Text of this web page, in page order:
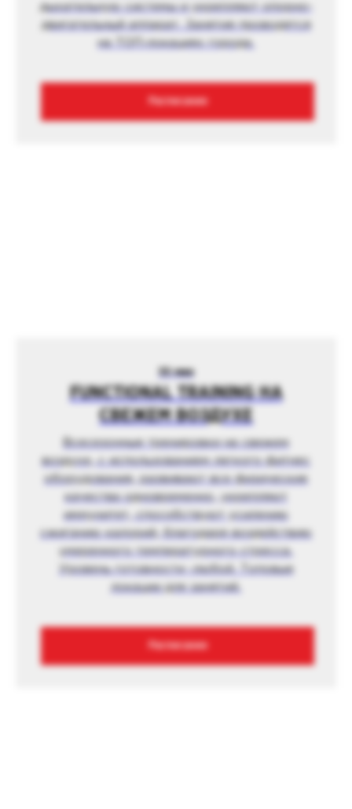
дыхательную системы и укрепляют опорно-
двигательный аппарат. Занятия проводятся
на ТОП-локациях города.
Расписание
55 мин
FUNCTIONAL TRAINING НА
СВЕЖЕМ ВОЗДУХЕ
Всесезонные тренировки на свежем
воздухе, с использованием легкого фитнес
оборудования, развивают все физические
качества одновременно, укрепляют
иммунитет, способствуют усилению
сжиганию калорий, благодаря воздействию
умеренного температурного стресса.
Уровень готовности -любой. Топовые
локации для занятий.
Расписание